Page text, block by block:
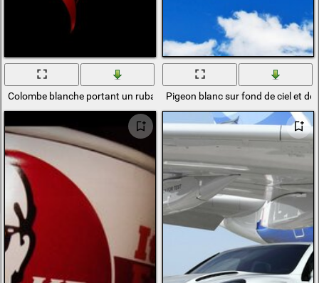
Colombe blanche portant un ruban rouge plié en forme de coeur
Pigeon blanc sur fond de ciel et de